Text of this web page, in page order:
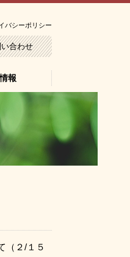
バシーポリシー
合わせ
報
（２/１５